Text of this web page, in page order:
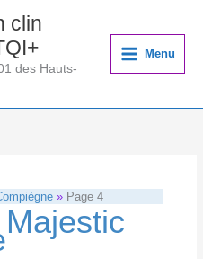
clin
des Hauts-
Menu
Page 4